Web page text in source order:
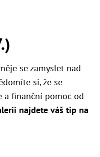
se zamyslet nad
si, že se
a finanční pomoc od
najdete váš tip na